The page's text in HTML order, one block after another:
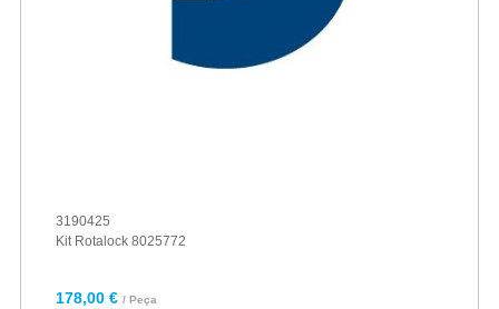
3190425
Kit Rotalock 8025772
178,00 € / Peça